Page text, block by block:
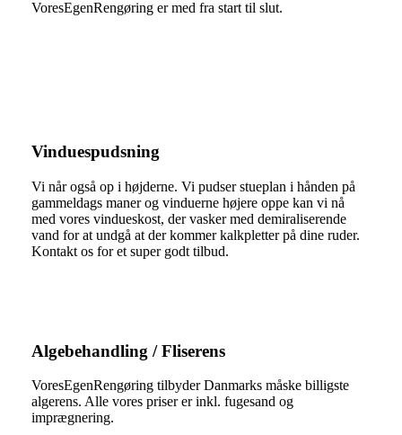
VoresEgenRengøring er med fra start til slut.
Vinduespudsning
Vi når også op i højderne. Vi pudser stueplan i hånden på
gammeldags maner og vinduerne højere oppe kan vi nå
med vores vindueskost, der vasker med demiraliserende
vand for at undgå at der kommer kalkpletter på dine ruder.
Kontakt os for et super godt tilbud.
Algebehandling / Fliserens
VoresEgenRengøring tilbyder Danmarks måske billigste
algerens. Alle vores priser er inkl. fugesand og
imprægnering.